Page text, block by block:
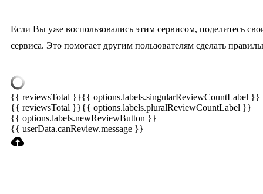
Если Вы уже воспользовались этим сервисом, поделитесь
сервиса. Это помогает другим пользователям сделать
{{ reviewsTotal }}{{ options.labels.singularReviewCountLabel }}
{{ reviewsTotal }}{{ options.labels.pluralReviewCountLabel }}
{{ options.labels.newReviewButton }}
{{ userData.canReview.message }}